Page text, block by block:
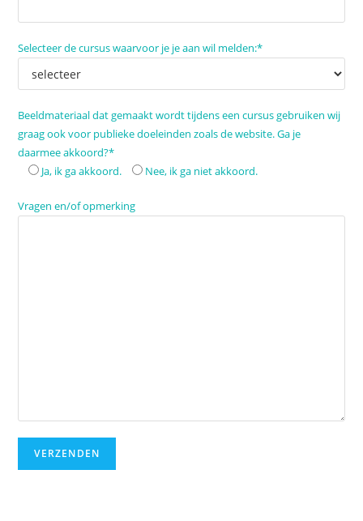
Selecteer de cursus waarvoor je je aan wil melden:*
Beeldmateriaal dat gemaakt wordt tijdens een cursus gebruiken wij
graag ook voor publieke doeleinden zoals de website. Ga je
daarmee akkoord?*
Ja, ik ga akkoord.
Nee, ik ga niet akkoord.
Vragen en/of opmerking